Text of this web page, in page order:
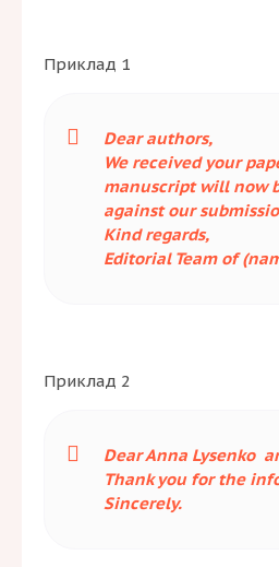
Приклад 1
Dear authors,
We received your
manuscript will now
against our
Kind regards,
Editorial Team of
Приклад 2
Dear Anna Lysenko
Thank you for the
Sincerely.